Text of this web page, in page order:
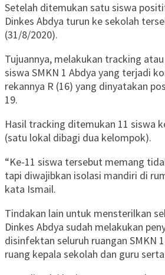
Setelah ditemukan satu siswa
Dinkes Abdya turun ke sekolah
(31/8/2020).
Tujuannya, melakukan tracking
siswa SMKN 1 Abdya yang terjadi
rekannya R (16) yang dinyatakan
19.
Hasil tracking ditemukan 11 siswa
(satu lokal dibagi dua kelompok).
“Ke-11 siswa tersebut memang
tapi diwajibkan isolasi mandiri di
kata Ismail.
Tindakan lain untuk mensterilkan
Dinkes Abdya sudah melakukan
disinfektan seluruh ruangan SMKN
ruang kepala sekolah dan guru